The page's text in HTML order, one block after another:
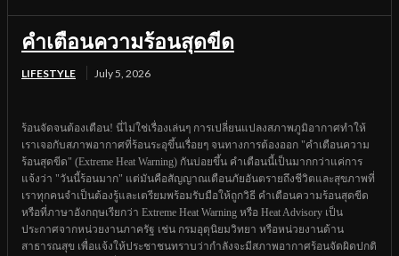
คำเตือนความร้อนสุดขีด
LIFESTYLE July 5, 2026
ร้อนจัดจนต้องเตือน! นี่ไม่ใช่เรื่องเล่นๆ การเปลี่ยนแปลงสภาพภูมิอากาศทำให้
เราเจอกับสภาพอากาศที่ร้อนระอุขึ้นเรื่อยๆ จนทางการต้องออก "คำเตือนความ
ร้อนสุดขีด" (Extreme Heat Warning) กันบ่อยขึ้น คำเตือนนี้เป็นมากกว่าแค่การ
แจ้งว่า "วันนี้ร้อนมาก" แต่มันคือสัญญาณเตือนภัยอันตรายถึงชีวิตและสุขภาพที่
เราทุกคนจำเป็นต้องรู้และเตรียมพร้อมรับมือให้ถูกวิธี คำเตือนความร้อนสุดขีด
หรือที่ภาษาอังกฤษเรียกว่า Extreme Heat Warning หรือ Heat Advisory เป็น
ประกาศจากหน่วยงานภาครัฐ เช่น กรมอุตุนิยมวิทยา หรือหน่วยงานด้าน
สาธารณสุข เพื่อแจ้งให้ประชาชนทราบว่ากำลังจะมีสภาพอากาศร้อนจัดผิดปกติ